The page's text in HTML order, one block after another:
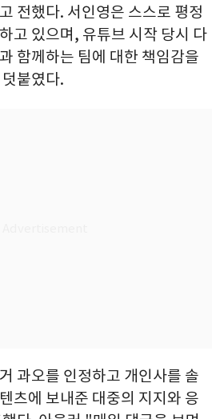
전했다. 서인영은 스스로 평정
고 있으며, 유튜브 시작 당시 다
함께하는 팀에 대한 책임감을
붙였다.
과오를 인정하고 개인사를 솔
츠에 보내준 대중의 지지와 응